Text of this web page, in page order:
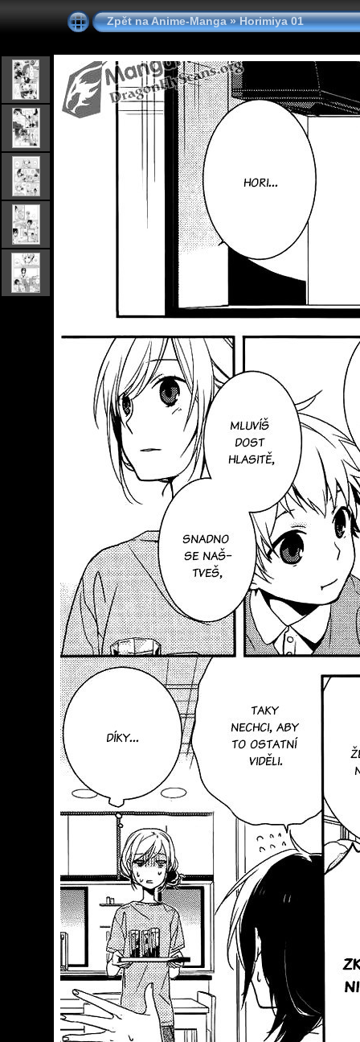
Zpět na Anime-Manga»Horimiya 01